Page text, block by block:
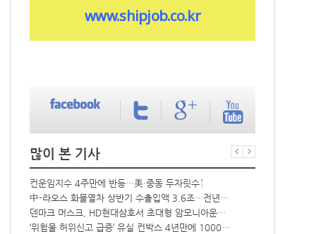
많이 본 기사
컨운임지수 4주만에 반등…美·중동 두자릿수↑
中-라오스 화물열차 상반기 수출입액 3.6조…전년比 34%↑
덴마크 머스크, HD현대삼호서 초대형 암모니아운반선 인도받아
‘위험물 허위신고 급증’ 유실 컨박스 4년만에 1000개 넘어서